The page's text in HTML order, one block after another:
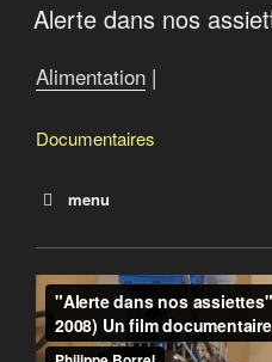
Alerte dans nos
Alimentation |
Documentaires
menu
Vers un crash alimentaire
Pesticides, bisphénol A,
toxique